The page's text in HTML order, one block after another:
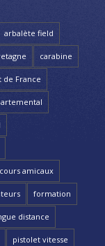
arbalète field
carabine
de France
amicaux
formation
distance
pistolet vitesse